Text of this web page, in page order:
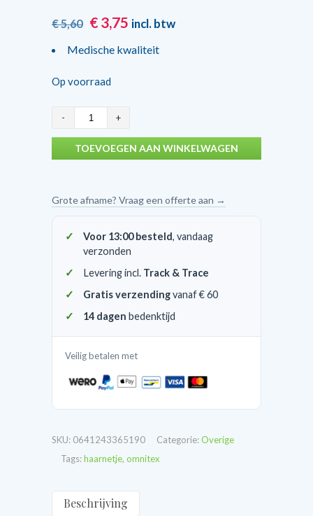
€5,60 Oorspronkelijke
was:
€ 5,60.
€ 3,75 Huidige
is:
incl. btw
Medische kwaliteit
Op voorraad
Haarnetje
100
TOEVOEGEN AAN WINKELWAGEN
Grote afname? Vraag een offerte aan →
Voor 13:00 besteld, vandaag
verzonden
Levering incl. Track & Trace
Gratis verzendingvanaf € 60
14 dagen bedenktijd
Veilig betalen met
SKU: 0641243365190 Categorie:Overige
Tags:haarnetje, omnitex
Beschrijving